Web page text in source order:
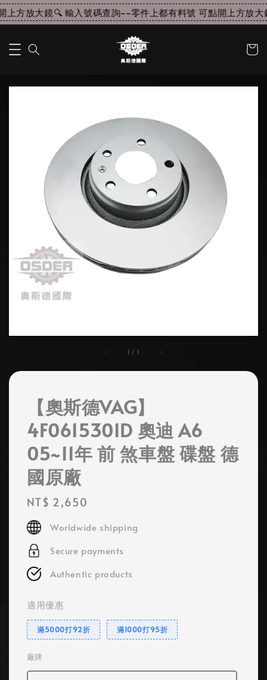
方放大鏡🔍 輸入號碼查詢~~零件上都有料號 可點開上方放大
1 / 1
【奧斯德VAG】
4F0615301D 奧迪 A6
05~11年 前 煞車盤 碟盤 德
國原廠
Regular
price
NT$ 2,650
Worldwide shipping
Secure payments
Authentic products
適用優惠
滿5000打92折 滿1000打95折
廠牌